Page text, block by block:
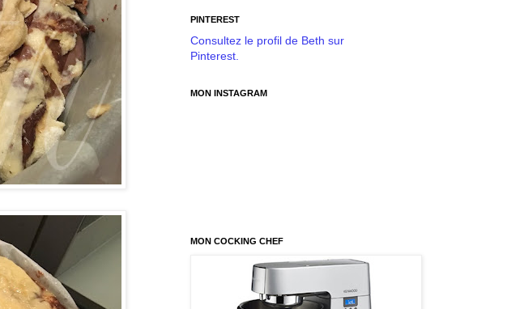
PINTEREST
Consultez le profil de Beth sur
Pinterest.
MON INSTAGRAM
MON COCKING CHEF